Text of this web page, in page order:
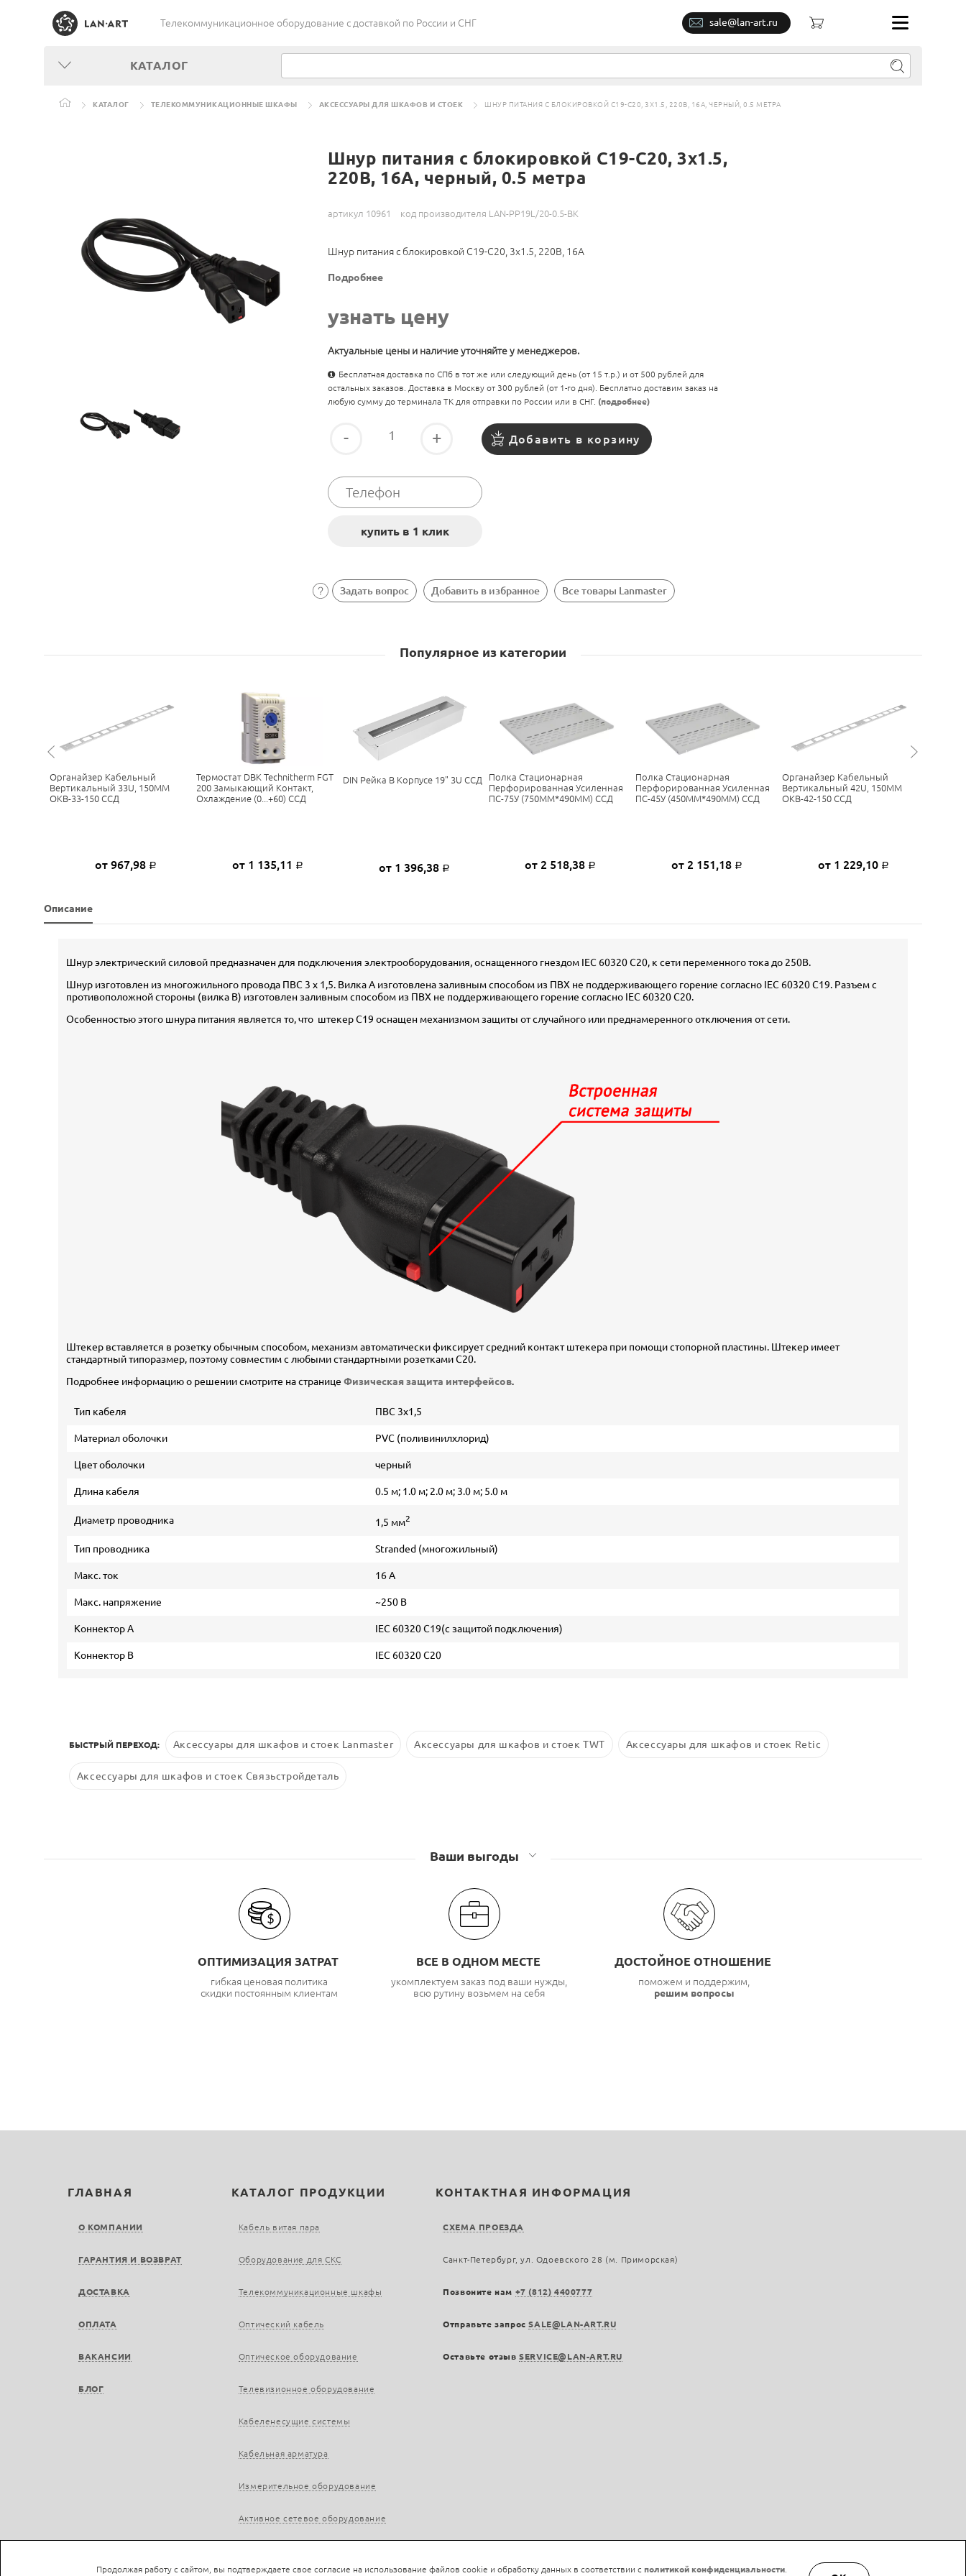
Телекоммуникационное оборудование c доставкой по России и СНГ sale@lan-art.ru
КАТАЛОГ
КАТАЛОГ ТЕЛЕКОММУНИКАЦИОННЫЕ ШКАФЫ АКСЕССУАРЫ ДЛЯ ШКАФОВ И СТОЕК ШНУР ПИТАНИЯ С БЛОКИРОВКОЙ C19-C20, 3Х1.5, 220В, 16А, ЧЕРНЫЙ, 0.5 МЕТРА
Шнур питания с блокировкой C19-C20, 3х1.5,
220В, 16А, черный, 0.5 метра
артикул 10961 код производителя LAN-PP19L/20-0.5-BK
Шнур питания с блокировкой C19-C20, 3х1.5, 220В, 16А
Подробнее
узнать цену
Актуальные цены и наличие уточняйте у менеджеров.
Бесплатная доставка по СПб в тот же или следующий день (от 15 т.р.) и от 500 рублей для
остальных заказов. Доставка в Москву от 300 рублей (от 1-го дня). Бесплатно доставим заказ на
любую сумму до терминала ТК для отправки по России или в СНГ. (подробнее)
- + Добавить в корзину
Задать вопрос Добавить в избранное Все товары Lanmaster
Популярное из категории
Органайзер Кабельный
Вертикальный 33U, 150ММ
ОКВ-33-150 ССД
от 967,98 Р
Термостат DBK Technitherm FGT
200 Замыкающий Контакт,
Охлаждение (0...+60) ССД
от 1 135,11 Р
DIN Рейка В Корпусе 19" 3U ССД
от 1 396,38 Р
Полка Стационарная
Перфорированная Усиленная
ПС-75У (750ММ*490ММ) ССД
от 2 518,38 Р
Полка Стационарная
Перфорированная Усиленная
ПС-45У (450ММ*490ММ) ССД
от 2 151,18 Р
Органайзер Кабельный
Вертикальный 42U, 150ММ
ОКВ-42-150 ССД
от 1 229,10 Р
Описание
Шнур электрический силовой предназначен для подключения электрооборудования, оснащенного гнездом IEC 60320 C20, к сети переменного тока до 250В.
Шнур изготовлен из многожильного провода ПВС 3 х 1,5. Вилка А изготовлена заливным способом из ПВХ не поддерживающего горение согласно IEC 60320 C19. Разъем с
противоположной стороны (вилка В) изготовлен заливным способом из ПВХ не поддерживающего горение согласно IEC 60320 C20.
Особенностью этого шнура питания является то, что штекер С19 оснащен механизмом защиты от случайного или преднамеренного отключения от сети.
Штекер вставляется в розетку обычным способом, механизм автоматически фиксирует средний контакт штекера при помощи стопорной пластины. Штекер имеет
стандартный типоразмер, поэтому совместим с любыми стандартными розетками С20.
Подробнее информацию о решении смотрите на странице Физическая защита интерфейсов.
Тип кабеля ПВС 3х1,5
Материал оболочки PVC (поливинилхлорид)
Цвет оболочки черный
Длина кабеля 0.5 м; 1.0 м; 2.0 м; 3.0 м; 5.0 м
Диаметр проводника 1,5 мм2
Тип проводника Stranded (многожильный)
Макс. ток 16 А
Макс. напряжение ~250 В
Коннектор А IEC 60320 C19(с защитой подключения)
Коннектор В IEC 60320 C20
БЫСТРЫЙ ПЕРЕХОД: Аксессуары для шкафов и стоек Lanmaster Аксессуары для шкафов и стоек TWT Аксессуары для шкафов и стоек Retic
Аксессуары для шкафов и стоек Связьстройдеталь
Ваши выгоды
ОПТИМИЗАЦИЯ ЗАТРАТ
гибкая ценовая политика
скидки постоянным клиентам
ВСЕ В ОДНОМ МЕСТЕ
укомплектуем заказ под ваши нужды,
всю рутину возьмем на себя
ДОСТОЙНОЕ ОТНОШЕНИЕ
поможем и поддержим,
решим вопросы
ГЛАВНАЯ
О КОМПАНИИ
ГАРАНТИЯ И ВОЗВРАТ
ДОСТАВКА
ОПЛАТА
ВАКАНСИИ
БЛОГ
КАТАЛОГ ПРОДУКЦИИ
Кабель витая пара
Оборудование для СКС
Телекоммуникационные шкафы
Оптический кабель
Оптическое оборудование
Телевизионное оборудование
Кабеленесущие системы
Кабельная арматура
Измерительное оборудование
Активное сетевое оборудование
КОНТАКТНАЯ ИНФОРМАЦИЯ
СХЕМА ПРОЕЗДА
Санкт-Петербург, ул. Одоевского 28 (м. Приморская)
Позвоните нам +7 (812) 4400777
Отправьте запросSALE@LAN-ART.RU
Оставьте отзывSERVICE@LAN-ART.RU
Продолжая работу с сайтом, вы подтверждаете свое согласие на использование файлов cookie и обработку данных в соответствии с политикой конфиденциальности.